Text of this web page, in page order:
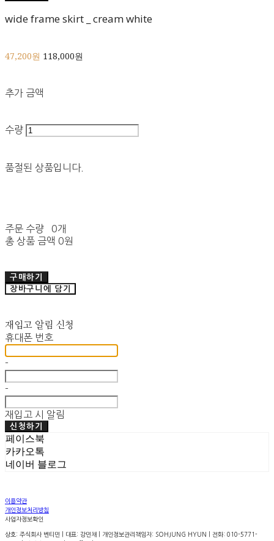
wide frame skirt _ cream white
47,200원 118,000원
추가 금액
수량
품절된 상품입니다.
주문 수량
0개
총 상품 금액 0원
구매하기
장바구니에 담기
재입고 알림 신청
휴대폰 번호
-
-
재입고 시 알림
신청하기
페이스북
카카오톡
네이버 블로그
이용약관
개인정보처리방침
사업자정보확인
상호: 주식회사 벤티민 | 대표: 강민채 | 개인정보관리책임자: SOHJUNG HYUN | 전화: 010-5771-